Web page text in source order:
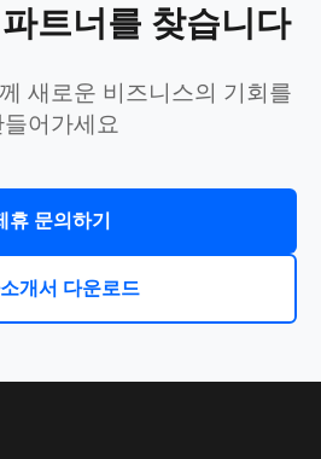
트너를 찾습니다
새로운 비즈니스의 기회를
들어가세요
휴 문의하기
개서 다운로드